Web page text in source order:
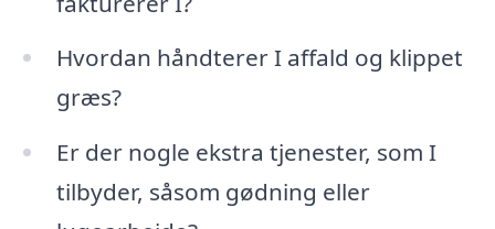
Hvordan håndterer I affald og klippet
græs?
Er der nogle ekstra tjenester, som I
tilbyder, såsom gødning eller